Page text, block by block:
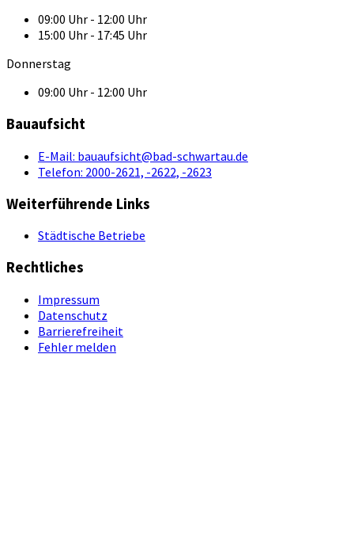
09:00 Uhr - 12:00 Uhr
15:00 Uhr - 17:45 Uhr
Donnerstag
09:00 Uhr - 12:00 Uhr
Bauaufsicht
E-Mail: bauaufsicht@bad-schwartau.de
Telefon: 2000-2621, -2622, -2623
Weiterführende Links
Städtische Betriebe
Rechtliches
Impressum
Datenschutz
Barrierefreiheit
Fehler melden